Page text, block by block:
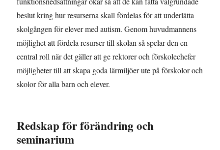
beslut kring hur resurserna skall fördelas för att underlätta
skolgången för elever med autism. Genom huvudmannens
möjlighet att fördela resurser till skolan så spelar den en
central roll när det gäller att ge rektorer och förskolechefer
möjligheter till att skapa goda lärmiljöer ute på förskolor och
skolor för alla barn och elever.
Redskap för förändring och
seminarium